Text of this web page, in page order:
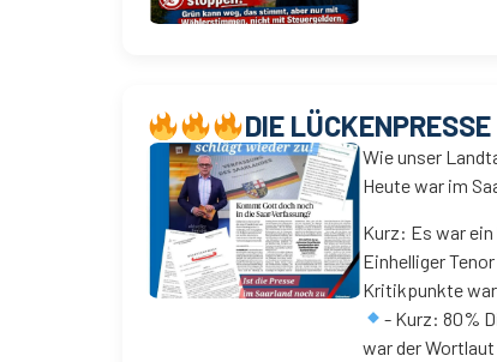
DIE
Wie unser
Heute war im
Kurz: Es war
Einhelliger
Kritikpunkte
- Kurz: 80%
war der